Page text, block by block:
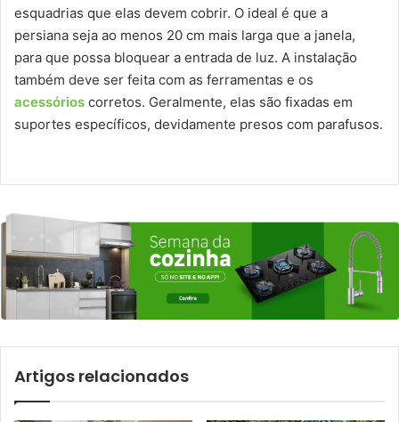
esquadrias que elas devem cobrir. O ideal é que a
persiana seja ao menos 20 cm mais larga que a janela,
para que possa bloquear a entrada de luz. A instalação
também deve ser feita com as ferramentas e os
acessórios corretos. Geralmente, elas são fixadas em
suportes específicos, devidamente presos com parafusos.
Artigos relacionados